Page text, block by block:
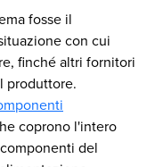
fosse il
con cui
finché altri fornitori
produttore.
coprono l'intero
del